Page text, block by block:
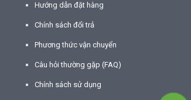
Hướng dẫn đặt hàng
Chính sách đổi trả
Phương thức vận chuyển
Câu hỏi thường gặp (FAQ)
Chính sách sử dụng